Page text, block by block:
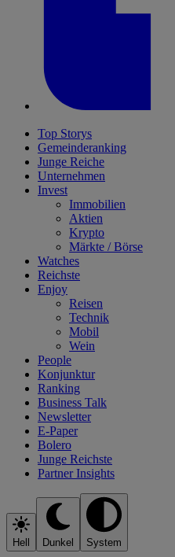
Top Storys
Gemeinderanking
Junge Reiche
Unternehmen
Invest
Immobilien
Aktien
Krypto
Märkte / Börse
Watches
Reichste
Enjoy
Reisen
Technik
Mobil
Wein
People
Konjunktur
Ranking
Business Talk
Newsletter
E-Paper
Bolero
Junge Reichste
Partner Insights
Hell Dunkel System